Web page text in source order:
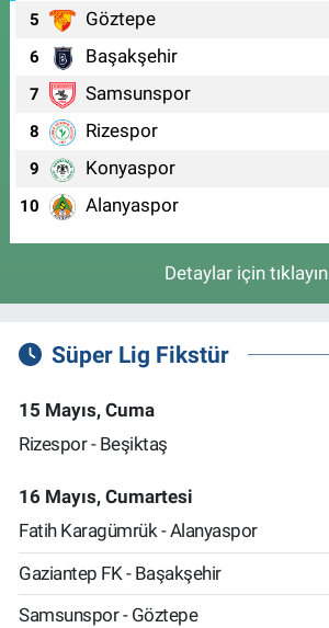
5 Göztepe
6 Başakşehir
7 Samsunspor
8 Rizespor
9 Konyaspor
10 Alanyaspor
Detaylar için tıklayın
Süper Lig Fikstür
15 Mayıs, Cuma
Rizespor - Beşiktaş
16 Mayıs, Cumartesi
Fatih Karagümrük - Alanyaspor
Gaziantep FK - Başakşehir
Samsunspor - Göztepe